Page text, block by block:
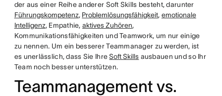
der aus einer Reihe anderer Soft Skills besteht, darunter
Führungskompetenz, Problemlösungsfähigkeit, emotionale
Intelligenz, Empathie,aktives Zuhören,
Kommunikationsfähigkeiten und Teamwork, um nur einige
zu nennen. Um ein besserer Teammanager zu werden, ist
es unerlässlich, dass Sie IhreSoft Skills ausbauen und so Ihr
Team noch besser unterstützen.
Teammanagement vs.